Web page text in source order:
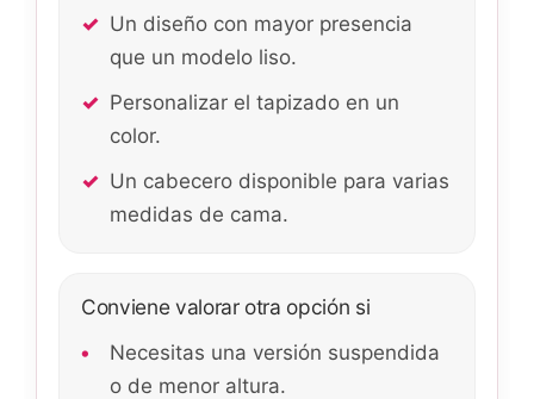
Un diseño con mayor presencia
que un modelo liso.
Personalizar el tapizado en un
color.
Un cabecero disponible para varias
medidas de cama.
Conviene valorar otra opción si
Necesitas una versión suspendida
o de menor altura.